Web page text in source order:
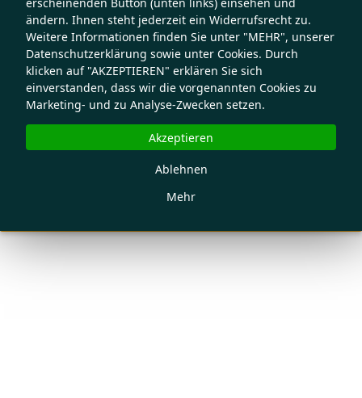
ändern. Ihnen steht jederzeit ein Widerrufsrecht zu.
Weitere Informationen finden Sie unter "MEHR", unserer
Datenschutzerklärung sowie unter Cookies. Durch
klicken auf "AKZEPTIEREN" erklären Sie sich
einverstanden, dass wir die vorgenannten Cookies zu
Marketing- und zu Analyse-Zwecken setzen.
Mehr
Ablehnen
Akzeptieren